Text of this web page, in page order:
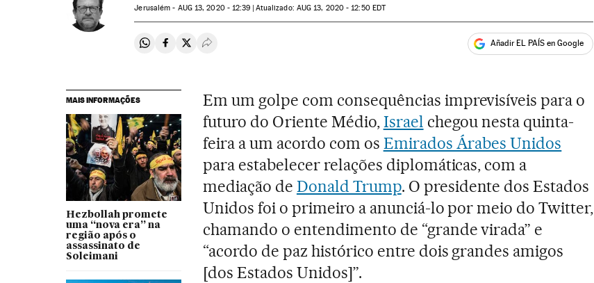
Jerusalém - AUG13, 2020 - 12:39 atualizado: AUG 13, 2020 - 12:50EDT
Compartir en Whatsapp
Compartir en Facebook
Compartir en Twitter
Desplegar Redes Sociales Añadir EL PAÍS en Google
MAIS INFORMAÇÕES
Hezbollah promete
uma “nova era” na
região após o
assassinato de
Soleimani
Em um golpe com consequências imprevisíveis para o
futuro do Oriente Médio,Israel chegou nesta quinta-
feira a um acordo com os Emirados Árabes Unidos
para estabelecer relações diplomáticas, com a
mediação de Donald Trump. O presidente dos Estados
Unidos foi o primeiro a anunciá-lo por meio do Twitter,
chamando o entendimento de “grande virada” e
“acordo de paz histórico entre dois grandes amigos
[dos Estados Unidos]”.